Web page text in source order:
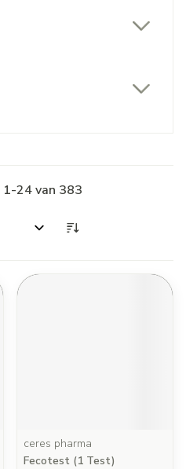
1-24van 383
ceres pharma
Fecotest (1 Test)